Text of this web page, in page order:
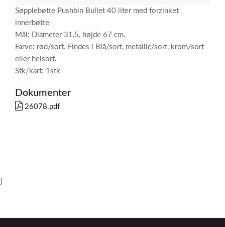
Søpplebøtte Pushbin Bullet 40 liter med forzinket
innerbøtte
Mål: Diameter 31,5, højde 67 cm.
Farve: rød/sort. Findes i Blå/sort, metallic/sort, krom/sort
eller helsort.
Stk/kart: 1stk
Dokumenter
26078.pdf
}